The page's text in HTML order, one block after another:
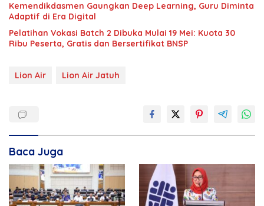
Kemendikdasmen Gaungkan Deep Learning, Guru Diminta
Adaptif di Era Digital
Pelatihan Vokasi Batch 2 Dibuka Mulai 19 Mei: Kuota 30
Ribu Peserta, Gratis dan Bersertifikat BNSP
Lion Air Lion Air Jatuh
Baca Juga